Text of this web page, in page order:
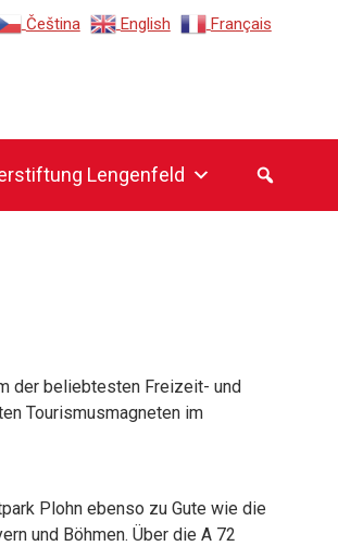
Čeština‎ English Français
Lengenfeld
der beliebtesten Freizeit- und
Tourismusmagneten im
Plohn ebenso zu Gute wie die
und Böhmen. Über die A 72